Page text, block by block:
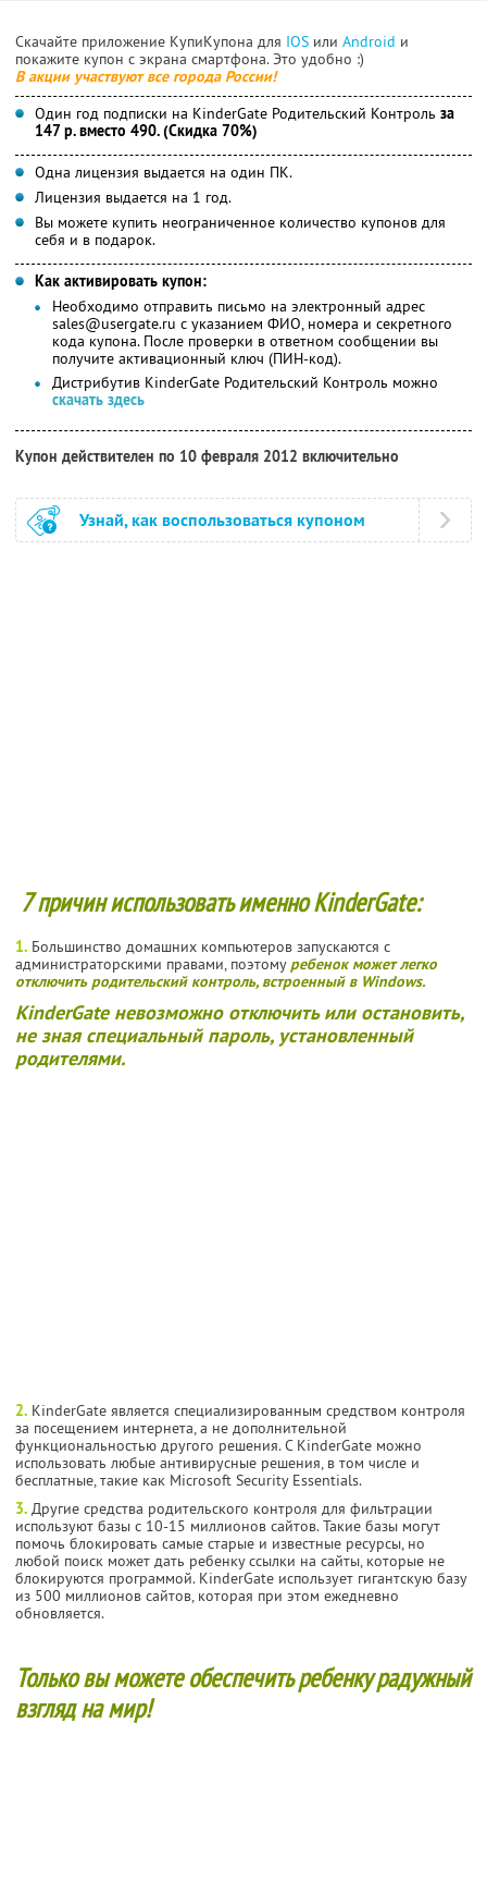
Скачайте приложение КупиКупона для IOS или Android и
покажите купон с экрана смартфона. Это удобно :)
В акции участвуют все города России!
Один год подписки на KinderGate Родительский Контроль за
147 р. вместо 490. (Скидка 70%)
Одна лицензия выдается на один ПК.
Лицензия выдается на 1 год.
Вы можете купить неограниченное количество купонов для
себя и в подарок.
Как активировать купон:
Необходимо отправить письмо на электронный адрес
sales@usergate.ru с указанием ФИО, номера и секретного
кода купона. После проверки в ответном сообщении вы
получите активационный ключ (ПИН-код).
Дистрибутив KinderGate Родительский Контроль можно
скачать здесь
Купон действителен по 10 февраля 2012 включительно
Узнай, как воспользоваться купоном
7 причин использовать именно KinderGate:
1. Большинство домашних компьютеров запускаются с
администраторскими правами, поэтому ребенок может легко
отключить родительский контроль, встроенный в Windows.
KinderGate невозможно отключить или остановить,
не зная специальный пароль, установленный
родителями.
2. KinderGate является специализированным средством контроля
за посещением интернета, а не дополнительной
функциональностью другого решения. С KinderGate можно
использовать любые антивирусные решения, в том числе и
бесплатные, такие как Microsoft Security Essentials.
3. Другие средства родительского контроля для фильтрации
используют базы с 10-15 миллионов сайтов. Такие базы могут
помочь блокировать самые старые и известные ресурсы, но
любой поиск может дать ребенку ссылки на сайты, которые не
блокируются программой. KinderGate использует гигантскую базу
из 500 миллионов сайтов, которая при этом ежедневно
обновляется.
Только вы можете обеспечить ребенку радужный
взгляд на мир!